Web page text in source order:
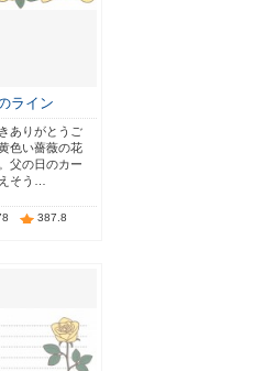
ライン
ありがとうご
色い薔薇の花
父の日のカー
そう…
387.8